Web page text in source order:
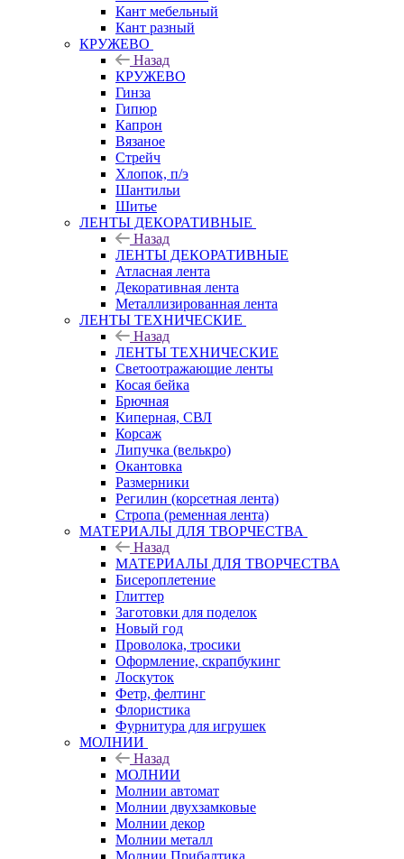
Кант мебельный
Кант разный
КРУЖЕВО
Назад
КРУЖЕВО
Гинза
Гипюр
Капрон
Вязаное
Стрейч
Хлопок, п/э
Шантильи
Шитье
ЛЕНТЫ ДЕКОРАТИВНЫЕ
Назад
ЛЕНТЫ ДЕКОРАТИВНЫЕ
Атласная лента
Декоративная лента
Металлизированная лента
ЛЕНТЫ ТЕХНИЧЕСКИЕ
Назад
ЛЕНТЫ ТЕХНИЧЕСКИЕ
Светоотражающие ленты
Косая бейка
Брючная
Киперная, СВЛ
Корсаж
Липучка (велькро)
Окантовка
Размерники
Регилин (корсетная лента)
Стропа (ременная лента)
МАТЕРИАЛЫ ДЛЯ ТВОРЧЕСТВА
Назад
МАТЕРИАЛЫ ДЛЯ ТВОРЧЕСТВА
Бисероплетение
Глиттер
Заготовки для поделок
Новый год
Проволока, тросики
Оформление, скрапбукинг
Лоскуток
Фетр, фелтинг
Флористика
Фурнитура для игрушек
МОЛНИИ
Назад
МОЛНИИ
Молнии автомат
Молнии двухзамковые
Молнии декор
Молнии металл
Молнии Прибалтика